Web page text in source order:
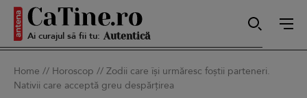
Ai curajul să fii tu: Sexy
Home // Horoscop // Zodii care își urmăresc foștii parteneri.
Nativii care acceptă greu despărțirea